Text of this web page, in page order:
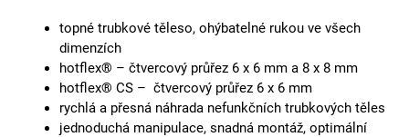
topné trubkové těleso, ohýbatelné rukou ve všech
dimenzích
hotflex® – čtvercový průřez 6 x 6 mm a 8 x 8 mm
hotflex® CS – čtvercový průřez 6 x 6 mm
rychlá a přesná náhrada nefunkčních trubkových těles
jednoduchá manipulace, snadná montáž, optimální